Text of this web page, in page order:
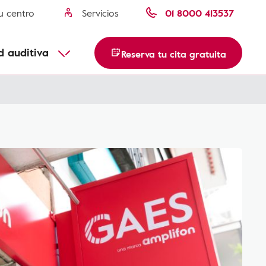
centro Servicios 01 8000 413537
auditiva
Reserva tu cita gratuita